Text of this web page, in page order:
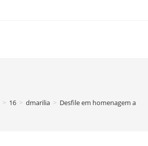
> 16 > dmarilia > Desfile em homenagem a